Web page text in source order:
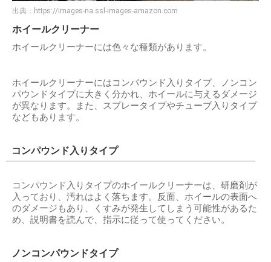
出典： https://images-na.ssl-images-amazon.com
ホイールクリーナー
ホイールクリーナーには色々な種類があります。
ホイールクリーナーにはコンパウンド入りタイプ、ノンコン
パウンドタイプに大きく分かれ、ホイールに与えるダメージ
が異なります。また、スプレータイプやチューブ入りタイプ
などもあります。
コンパウンド入りタイプ
コンパウンド入りタイプのホイールクリーナーは、研磨剤が
入っており、汚れはよく落ちます。反面、ホイールの表面へ
のダメージもあり、くすみが発生してしまう可能性があるた
め、説明書を読んで、指示に従って使ってください。
ノンコンパウンドタイプ